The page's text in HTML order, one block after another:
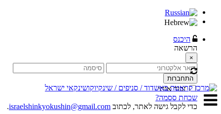
היכנס
הרשאה
×
התחברות
זכור אותי
שכחת ססמה?
כדי לקבל גישה לאתר, לכתוב israelshinkyokushin@gmail.com
.